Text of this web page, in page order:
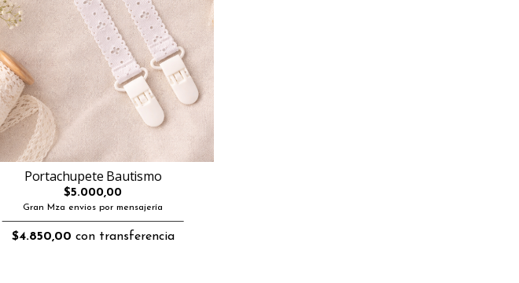
Portachupete Bautismo
$5.000,00
Gran Mza envios por mensajería
$4.850,00 con transferencia